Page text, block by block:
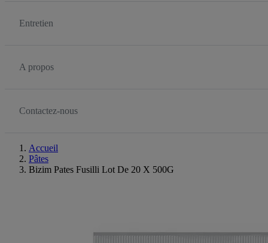
Entretien
A propos
Contactez-nous
Accueil
Pâtes
Bizim Pates Fusilli Lot De 20 X 500G